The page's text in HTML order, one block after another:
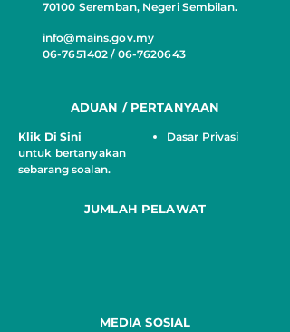
70100 Seremban, Negeri Sembilan.
info@mains.gov.my
06-7651402 / 06-7620643
ADUAN / PERTANYAAN
Klik Di Sini
untuk bertanyakan
sebarang soalan.
Dasar Privasi
JUMLAH PELAWAT
MEDIA SOSIAL